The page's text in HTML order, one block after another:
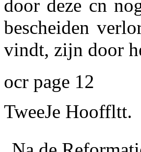
door deze cn
bescheiden
vindt, zijn door
ocr page 12
TweeJe Hooffltt.